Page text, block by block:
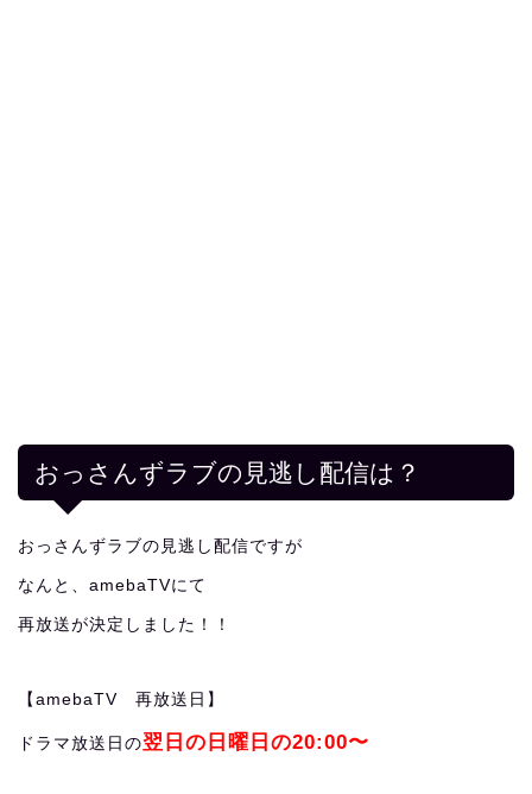
おっさんずラブの見逃し配信は？
おっさんずラブの見逃し配信ですが
なんと、amebaTVにて
再放送が決定しました！！
【amebaTV 再放送日】
ドラマ放送日の翌日の日曜日の20:00〜